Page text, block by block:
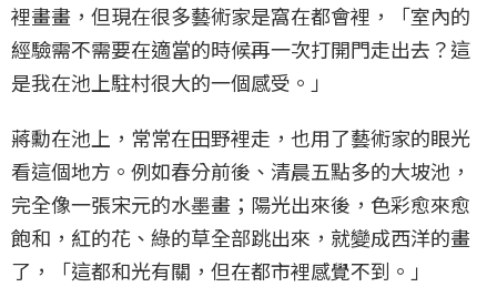
裡畫畫，但現在很多藝術家是窩在都會裡，「室內的
經驗需不需要在適當的時候再一次打開門走出去？這
是我在池上駐村很大的一個感受。」
蔣勳在池上，常常在田野裡走，也用了藝術家的眼光
看這個地方。例如春分前後、清晨五點多的大坡池，
完全像一張宋元的水墨畫；陽光出來後，色彩愈來愈
飽和，紅的花、綠的草全部跳出來，就變成西洋的畫
了，「這都和光有關，但在都市裡感覺不到。」